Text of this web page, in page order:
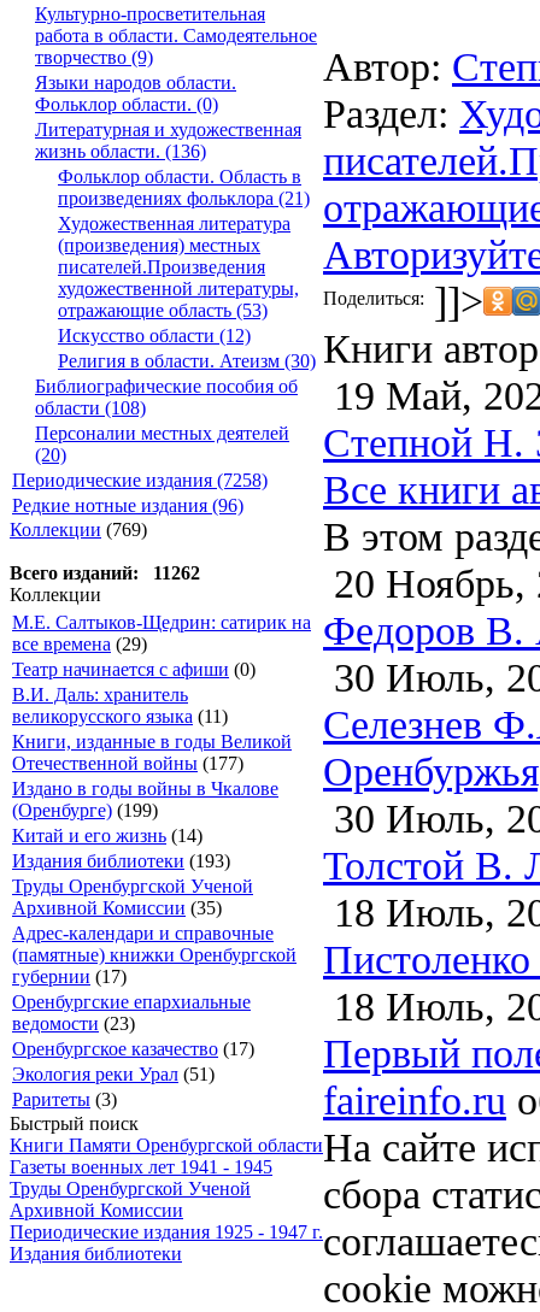
Культурно-просветительная
работа в области. Самодеятельное
творчество (9)
Языки народов области.
Фольклор области. (0)
Литературная и художественная
жизнь области. (136)
Фольклор области. Область в
произведениях фольклора (21)
Художественная литература
(произведения) местных
писателей.Произведения
художественной литературы,
отражающие область (53)
Искусство области (12)
Религия в области. Атеизм (30)
Библиографические пособия об
области (108)
Персоналии местных деятелей
(20)
Периодические издания (7258)
Редкие нотные издания (96)
Коллекции (769)
Всего изданий: 11262
Коллекции
М.Е. Салтыков-Щедрин: сатирик на
все времена (29)
Театр начинается с афиши (0)
В.И. Даль: хранитель
великорусского языка (11)
Книги, изданные в годы Великой
Отечественной войны (177)
Издано в годы войны в Чкалове
(Оренбурге) (199)
Китай и его жизнь (14)
Издания библиотеки (193)
Труды Оренбургской Ученой
Архивной Комиссии (35)
Адрес-календари и справочные
(памятные) книжки Оренбургской
губернии (17)
Оренбургские епархиальные
ведомости (23)
Оренбургское казачество (17)
Экология реки Урал (51)
Раритеты (3)
Быстрый поиск
Книги Памяти Оренбургской области
Газеты военных лет 1941 - 1945
Труды Оренбургской Ученой
Архивной Комиссии
Периодические издания 1925 - 1947 г.
Издания библиотеки
Автор:
Раздел:
Поделиться: ]]>
Книги
19 Май,
Степной Н.
Все книги
В этом
20 Ноябрь,
Федоров В.
30 Июль,
Селезнев
30 Июль,
Толстой В.
18 Июль,
18 Июль,
Первый
faireinfo.ru
На сайте
сбора
cookie